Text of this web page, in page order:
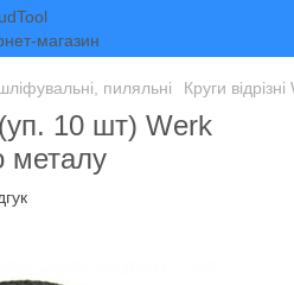
пиляльні Круги
10 шт) Werk
металу